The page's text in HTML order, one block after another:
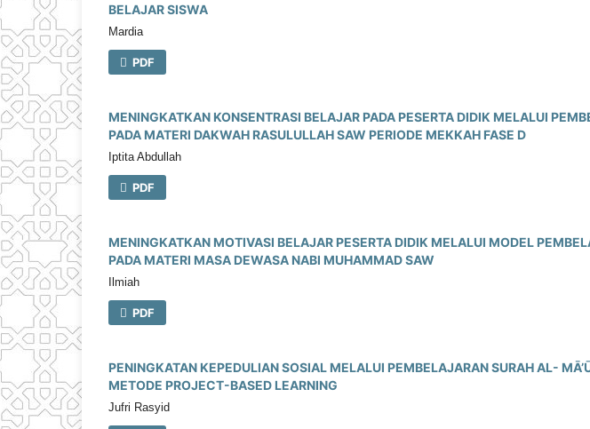
BELAJAR SISWA
Mardia
PDF
MENINGKATKAN KONSENTRASI BELAJAR PADA PESERTA DIDIK MELALUI
PADA MATERI DAKWAH RASULULLAH SAW PERIODE MEKKAH FASE D
Iptita Abdullah
PDF
MENINGKATKAN MOTIVASI BELAJAR PESERTA DIDIK MELALUI MODEL
PADA MATERI MASA DEWASA NABI MUHAMMAD SAW
Ilmiah
PDF
PENINGKATAN KEPEDULIAN SOSIAL MELALUI PEMBELAJARAN SURAH AL-
METODE PROJECT-BASED LEARNING
Jufri Rasyid